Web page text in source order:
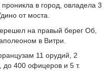
в город, овладела 3
от моста.
на правый берег Об,
в Витри.
11 орудий, 2
до 400 офицеров и 5 т.